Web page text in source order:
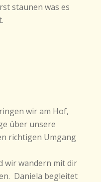
staunen was es
wir am Hof,
über unsere
richtigen Umgang
wir wandern mit dir
Daniela begleitet